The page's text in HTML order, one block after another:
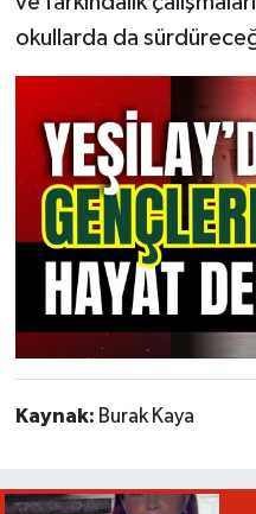
okullarda da
Kaynak: Burak Kaya